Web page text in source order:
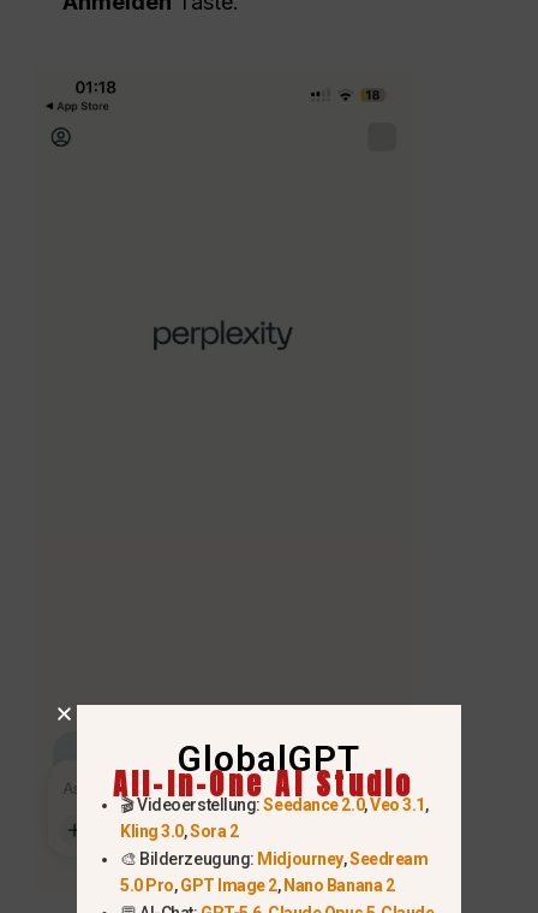
GlobalGPT
All-In-One AI Studio
🎬 Videoerstellung:Seedance 2.0,Veo 3.1,
Kling 3.0,Sora 2
🎨 Bilderzeugung: Midjourney,Seedream
5.0 Pro,GPT Image 2,Nano Banana 2